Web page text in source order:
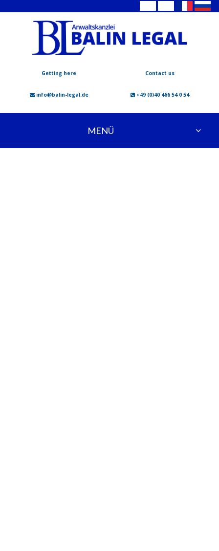
Getting here Contact us
info@balin-legal.de +49 (0)40 466 54 0 54
MENÜ